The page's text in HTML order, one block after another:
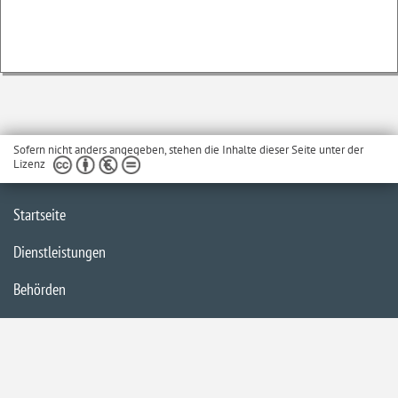
Sofern nicht anders angegeben, stehen die Inhalte dieser Seite unter der
Lizenz
Startseite
Dienstleistungen
Behörden